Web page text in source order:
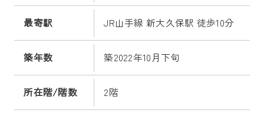
最寄駅 JR山手線 新大久保駅 徒歩10分
築年数 築2022年10月下旬
所在階/階数 2階